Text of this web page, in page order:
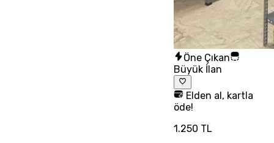
Öne Çıkan
Büyük İlan
Elden al, kartla
öde!
1.250 TL